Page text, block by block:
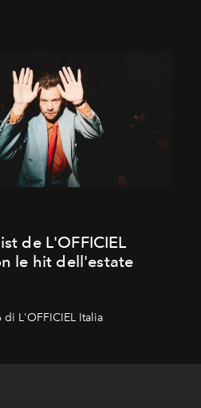
de L'OFFICIEL
le hit dell'estate
di L'OFFICIEL Italia